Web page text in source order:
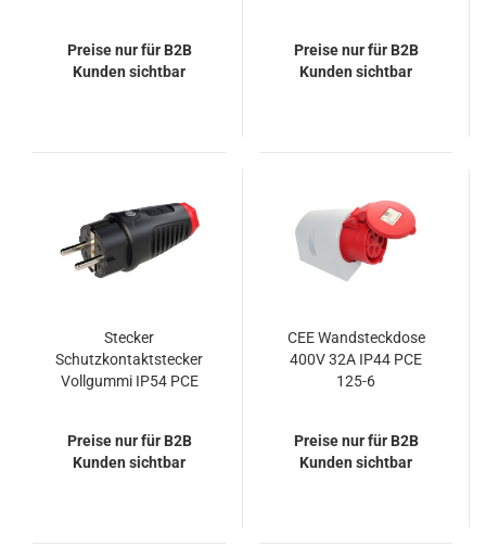
Preise nur für B2B
Kunden sichtbar
Preise nur für B2B
Kunden sichtbar
Stecker
Schutzkontaktstecker
Vollgummi IP54 PCE
Preise nur für B2B
Kunden sichtbar
CEE Wandsteckdose
400V 32A IP44 PCE
125-6
Preise nur für B2B
Kunden sichtbar